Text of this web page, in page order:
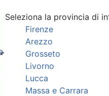
Seleziona la provincia di
Firenze
Arezzo
Grosseto
Livorno
Lucca
Massa e Carrara